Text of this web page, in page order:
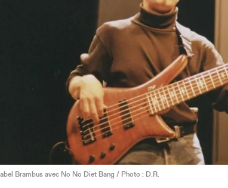
Brambus avec No No Diet Bang / Photo : D.R.